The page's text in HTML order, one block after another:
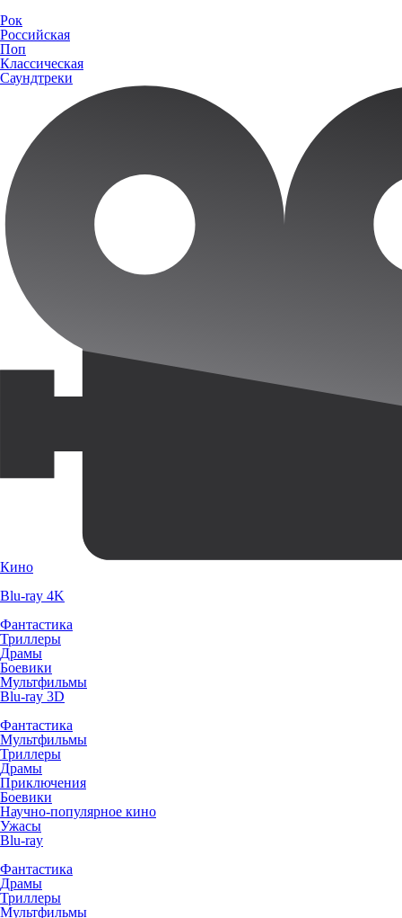
Рок
Российская
Поп
Классическая
Саундтреки
Кино
Blu-ray 4K
Фантастика
Триллеры
Драмы
Боевики
Мультфильмы
Blu-ray 3D
Фантастика
Мультфильмы
Триллеры
Драмы
Приключения
Боевики
Научно-популярное кино
Ужасы
Blu-ray
Фантастика
Драмы
Триллеры
Мультфильмы